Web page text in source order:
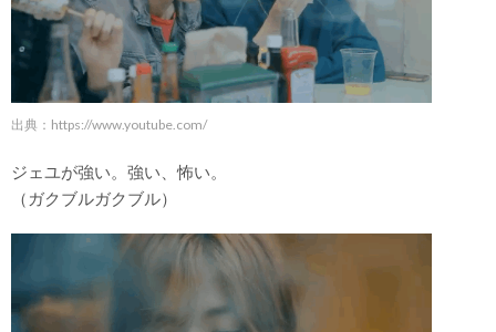
出典： https://www.youtube.com/
ジェユが強い。強い、怖い。
（ガクブルガクブル）